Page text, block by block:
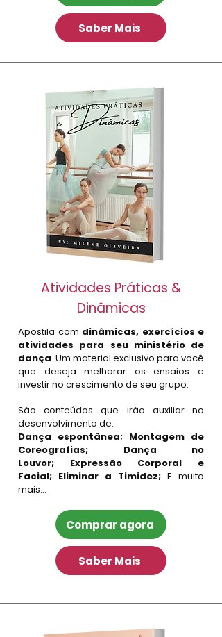
Saber Mais
Atividades Práticas &
Dinâmicas
Apostila com dinâmicas, exercícios e
atividades para seu ministério de
dança. Um material exclusivo para você
que deseja melhorar os ensaios e
investir no crescimento de seu grupo.
São conteúdos que irão auxiliar no
desenvolvimento de:
Dança espontânea; Montagem de
Coreografias; Dança no
Louvor; Expressão Corporal e
Facial; Eliminar a Timidez; E muito
mais…
Comprar agora
Saber Mais